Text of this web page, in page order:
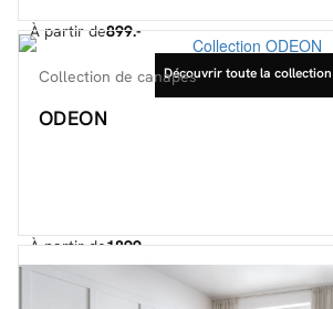
À partir de899.-
Découvrir toute la collection
Collection de canapés
ODEON
À partir de1899.-
Découvrir toute la collection